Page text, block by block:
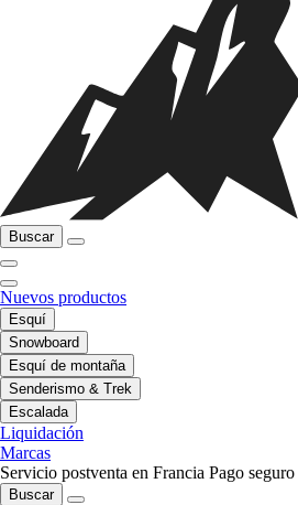
Buscar
Nuevos productos
Esquí
Snowboard
Esquí de montaña
Senderismo & Trek
Escalada
Liquidación
Marcas
Servicio postventa en Francia Pago seguro
Buscar